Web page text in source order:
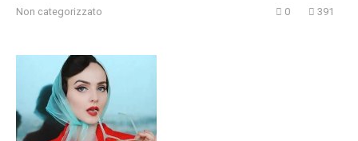
Non categorizzato 0 391